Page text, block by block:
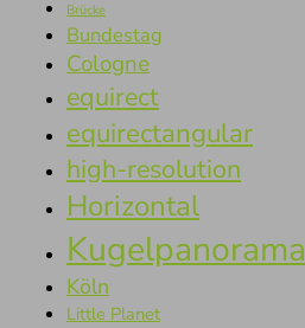
Brücke
Bundestag
Cologne
equirect
equirectangular
high-resolution
Horizontal
Kugelpanorama
Köln
Little Planet